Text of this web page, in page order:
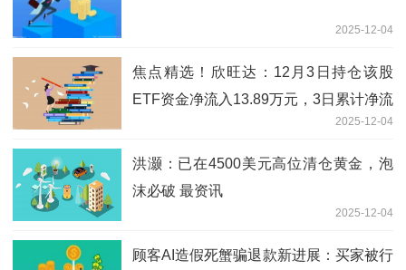
2025-12-04
焦点精选！欣旺达：12月3日持仓该股
ETF资金净流入13.89万元，3日累计净流
2025-12-04
洪灏：已在4500美元高位清仓黄金，泡
沫必破 最资讯
2025-12-04
顾客AI造假死蟹骗退款新进展：买家被行